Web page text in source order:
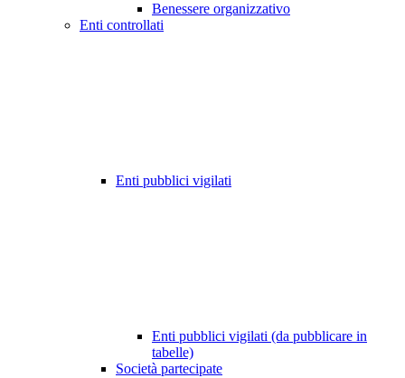
Benessere organizzativo
Enti controllati
Enti pubblici vigilati
Enti pubblici vigilati (da pubblicare in
tabelle)
Società partecipate